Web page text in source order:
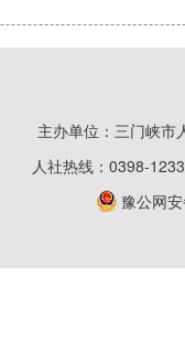
主办单位：三门峡
人社热线：0398-
豫公网